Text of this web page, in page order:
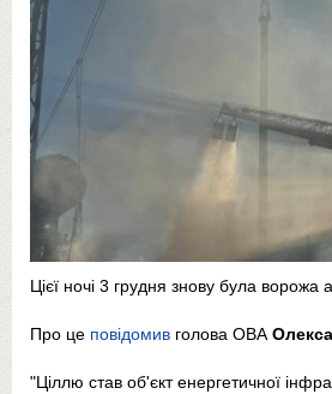
Цієї ночі 3 грудня знову була ворожа
Про це повідомив голова ОВА
"Ціллю став об'єкт енергетичної